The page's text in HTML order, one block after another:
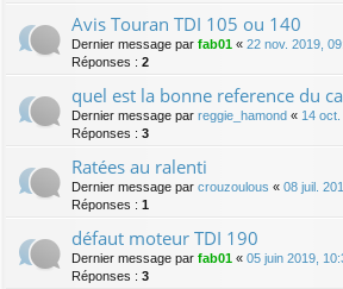
Avis Touran TDI 105 ou 140
Dernier message par fab01 « 22 nov. 2019,
Réponses : 2
quel est la bonne reference du
Dernier message par reggie_hamond « 14
Réponses : 3
Ratées au ralenti
Dernier message par crouzoulous « 08 juil.
Réponses : 1
défaut moteur TDI 190
Dernier message par fab01 « 05 juin 2019,
Réponses : 3